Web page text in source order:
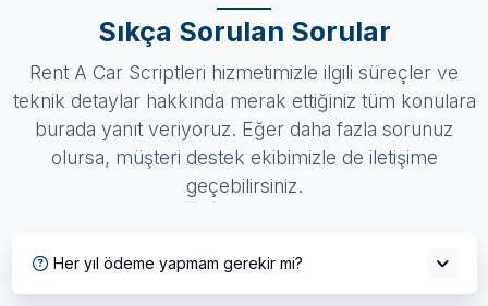
Sıkça Sorulan Sorular
Rent A Car Scriptleri hizmetimizle ilgili süreçler ve
teknik detaylar hakkında merak ettiğiniz tüm konulara
burada yanıt veriyoruz. Eğer daha fazla sorunuz
olursa, müşteri destek ekibimizle de iletişime
geçebilirsiniz.
Her yıl ödeme yapmam gerekir mi?